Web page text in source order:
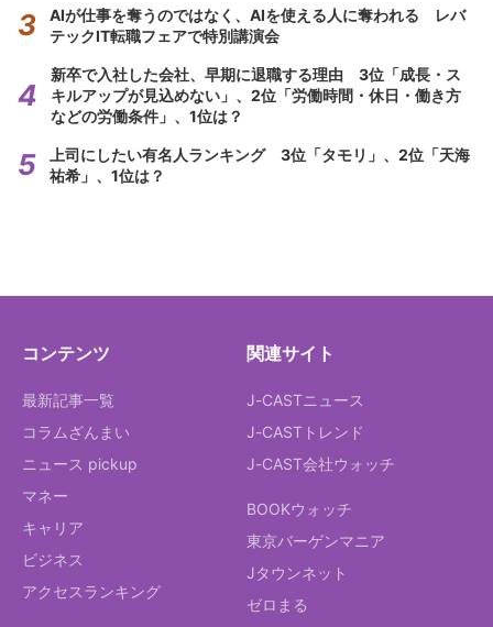
AIが仕事を奪うのではなく、AIを使える人に奪われる レバ
テックIT転職フェアで特別講演会
新卒で入社した会社、早期に退職する理由 3位「成長・ス
キルアップが見込めない」、2位「労働時間・休日・働き方
などの労働条件」、1位は？
上司にしたい有名人ランキング 3位「タモリ」、2位「天海
祐希」、1位は？
コンテンツ
最新記事一覧
コラムざんまい
ニュース pickup
マネー
キャリア
ビジネス
アクセスランキング
関連サイト
J-CASTニュース
J-CASTトレンド
J-CAST会社ウォッチ
BOOKウォッチ
東京バーゲンマニア
Jタウンネット
ゼロまる